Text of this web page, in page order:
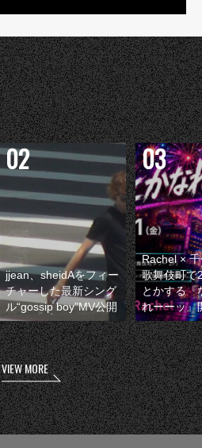
jjean、sheidAをフィー
チャーした最新シング
ル“gossip boy”MV公開
Rachel ×
歌舞伎町で
とかする『
れーーッ』
VIEW MORE